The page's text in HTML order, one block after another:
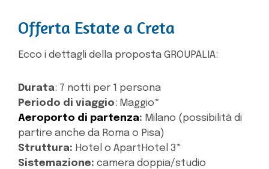
Offerta Estate a Creta
Ecco i dettagli della proposta GROUPALIA:
Durata: 7 notti per 1 persona
Periodo di viaggio: Maggio*
Aeroporto di partenza: Milano (possibilità di
partire anche da Roma o Pisa)
Struttura: Hotel o ApartHotel 3*
Sistemazione: camera doppia/studio